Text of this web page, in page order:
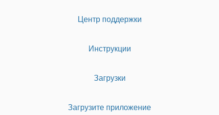
Центр поддержки
Инструкции
Загрузки
Загрузите приложение